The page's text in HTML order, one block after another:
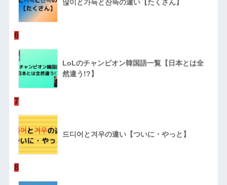
많이と가득と잔뜩の違い【たくさん】
6
LoLのチャンピオン韓国語一覧【日本とは全
然違う!?】
7
드디어と겨우の違い【ついに・やっと】
8